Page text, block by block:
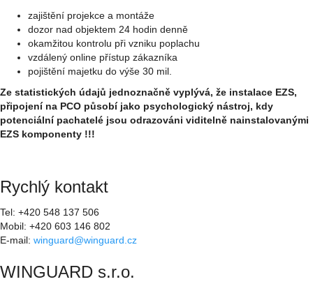
zajištění projekce a montáže
dozor nad objektem 24 hodin denně
okamžitou kontrolu při vzniku poplachu
vzdálený online přístup zákazníka
pojištění majetku do výše 30 mil.
Ze statistických údajů jednoznačně vyplývá, že instalace EZS,
připojení na PCO působí jako psychologický nástroj, kdy
potenciální pachatelé jsou odrazováni viditelně nainstalovanými
EZS komponenty !!!
Rychlý kontakt
Tel: +420 548 137 506
Mobil: +420 603 146 802
E-mail: winguard@winguard.cz
WINGUARD s.r.o.